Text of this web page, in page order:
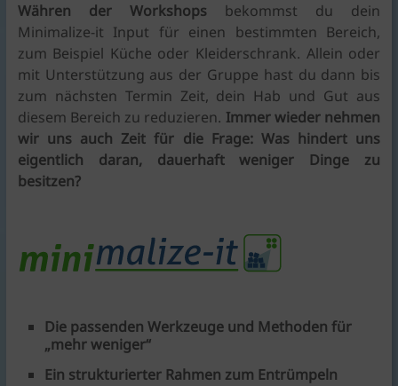
Währen der Workshopsbekommst du dein
Minimalize-it Input für einen bestimmten Bereich,
zum Beispiel Küche oder Kleiderschrank. Allein oder
mit Unterstützung aus der Gruppe hast du dann bis
zum nächsten Termin Zeit, dein Hab und Gut aus
diesem Bereich zu reduzieren. Immer wieder nehmen
wir uns auch Zeit für die Frage: Was hindert uns
eigentlich daran, dauerhaft weniger Dinge zu
besitzen?
Die passenden Werkzeuge und Methoden für
„mehr weniger“
Ein strukturierter Rahmen zum Entrümpeln